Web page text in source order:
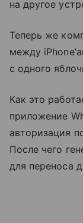
на другое
Теперь же
между
с одного
Как это
приложение
авторизация
После чего
для переноса